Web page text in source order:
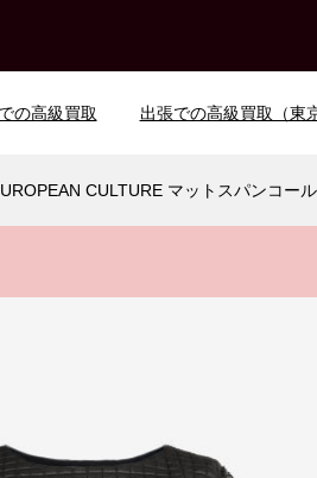
の高級買取 出張での高級買取（東
CULTURE マットスパンコー